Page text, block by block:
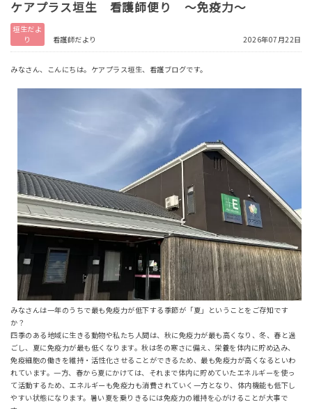
ケアプラス垣生 看護師便り ～免疫力～
垣生だよ
り
看護師だより 2026年07月22日
みなさん、こんにちは。ケアプラス垣生、看護ブログです。
みなさんは一年のうちで最も免疫力が低下する季節が「夏」ということをご存知です
か？
四季のある地域に生きる動物や私たち人間は、秋に免疫力が最も高くなり、冬、春と過
ごし、夏に免疫力が最も低くなります。秋は冬の寒さに備え、栄養を体内に貯め込み、
免疫細胞の働きを維持・活性化させることができるため、最も免疫力が高くなるといわ
れています。一方、春から夏にかけては、それまで体内に貯めていたエネルギーを使っ
て活動するため、エネルギーも免疫力も消費されていく一方となり、体内機能も低下し
やすい状態になります。暑い夏を乗りきるには免疫力の維持を心がけることが大事で